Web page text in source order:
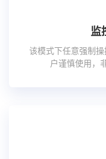
监
该模式下任意强制
户谨慎使用，